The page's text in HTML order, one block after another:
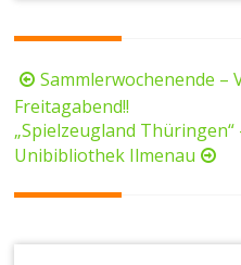
Beitragsnavigation
Sammlerwochenende –
Freitagabend!!
„Spielzeugland
Unibibliothek Ilmenau